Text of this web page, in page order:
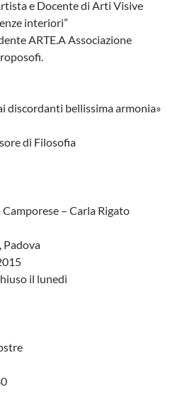
e Docente di Arti Visive
interiori”
ARTE.A Associazione
discordanti bellissima armonia»
di Filosofia
– Carla Rigato
Padova
il lunedì